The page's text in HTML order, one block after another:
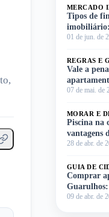
MERCADO
Tipos de
Meu
01 de jun. de
REGRAS E
Vale a
completo
07 de mai. de
MORAR E
Piscina na
vantagens
com lazer
28 de abr. de
GUIA DE
Comprar
na região
09 de abr. de